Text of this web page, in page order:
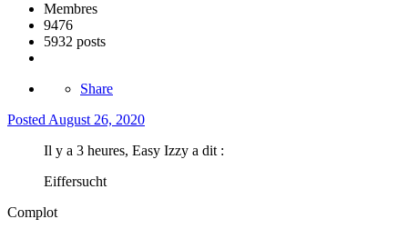
Membres
9476
5932 posts
Share
Posted August 26, 2020
Il y a 3 heures, Easy Izzy a dit :
Eiffersucht
Complot